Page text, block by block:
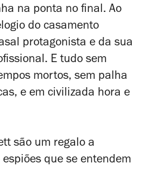
na ponta no final. Ao
do casamento
protagonista e da sua
E tudo sem
mortos, sem palha
e em civilizada hora e
são um regalo a
que se entendem